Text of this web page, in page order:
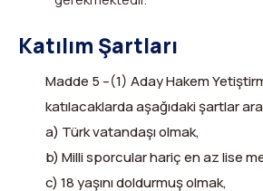
Katılım Şartları
Madde 5 –(1) Aday Hakem
katılacaklarda aşağıdaki şartlar
a) Türk vatandaşı olmak,
b) Milli sporcular hariç en az lise
c) 18 yaşını doldurmuş olmak,